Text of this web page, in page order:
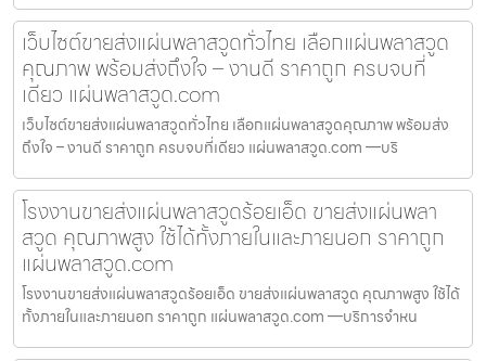
เว็บไซต์ขายส่งแผ่นพลาสวูดทั่วไทย เลือกแผ่นพลาสวูด
คุณภาพ พร้อมส่งถึงใจ – งานดี ราคาถูก ครบจบที่
เดียว แผ่นพลาสวูด.com
เว็บไซต์ขายส่งแผ่นพลาสวูดทั่วไทย เลือกแผ่นพลาสวูดคุณภาพ พร้อมส่ง
ถึงใจ – งานดี ราคาถูก ครบจบที่เดียว แผ่นพลาสวูด.com —บริ
โรงงานขายส่งแผ่นพลาสวูดร้อยเอ็ด ขายส่งแผ่นพลา
สวูด คุณภาพสูง ใช้ได้ทั้งภายในและภายนอก ราคาถูก
แผ่นพลาสวูด.com
โรงงานขายส่งแผ่นพลาสวูดร้อยเอ็ด ขายส่งแผ่นพลาสวูด คุณภาพสูง ใช้ได้
ทั้งภายในและภายนอก ราคาถูก แผ่นพลาสวูด.com —บริการจำหน